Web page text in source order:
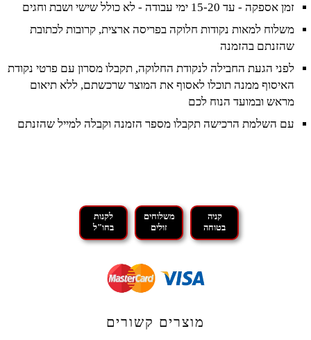
זמן אספקה - עד 15-20 ימי עבודה - לא כולל שישי ושבת וחגים
משלוח למאות נקודות חלוקה בפריסה ארצית, קרובות לכתובת
שהזנתם בהזמנה
לפני הגעת החבילה לנקודת החלוקה, תקבלו מסרון עם פרטי נקודת
האיסוף ממנה תוכלו לאסוף את המוצר שרכשתם, ללא תיאום
מראש ובמועד הנוח לכם
עם השלמת הרכישה תקבלו מספר הזמנה וקבלה למייל שהזנתם
קניה
בטוחה
משלוחים
זולים
לקנות
בחו"ל
מוצרים קשורים